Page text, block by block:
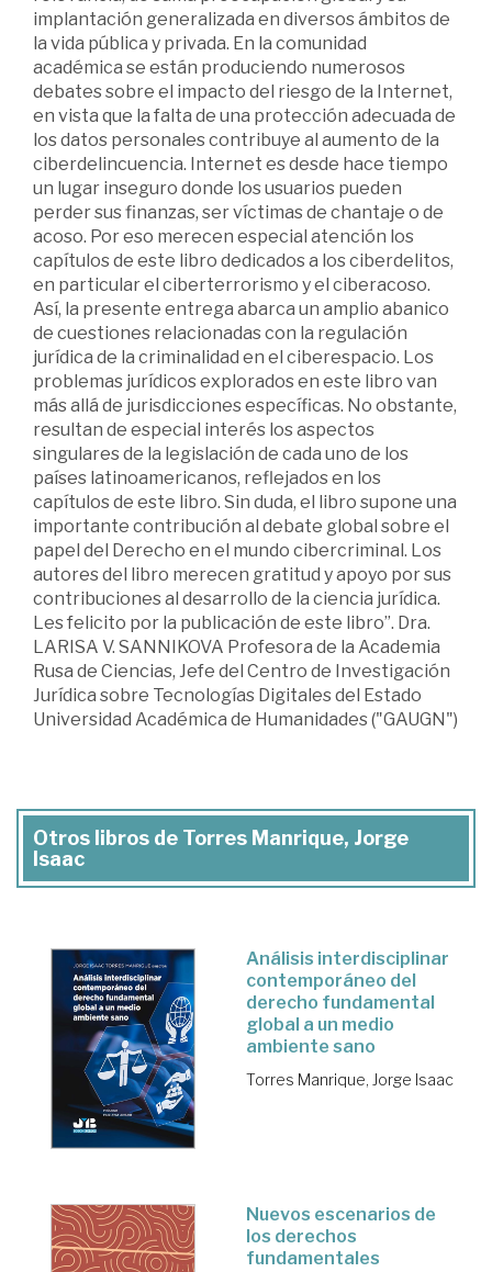
implantación generalizada en diversos ámbitos de
la vida pública y privada. En la comunidad
académica se están produciendo numerosos
debates sobre el impacto del riesgo de la Internet,
en vista que la falta de una protección adecuada de
los datos personales contribuye al aumento de la
ciberdelincuencia. Internet es desde hace tiempo
un lugar inseguro donde los usuarios pueden
perder sus finanzas, ser víctimas de chantaje o de
acoso. Por eso merecen especial atención los
capítulos de este libro dedicados a los ciberdelitos,
en particular el ciberterrorismo y el ciberacoso.
Así, la presente entrega abarca un amplio abanico
de cuestiones relacionadas con la regulación
jurídica de la criminalidad en el ciberespacio. Los
problemas jurídicos explorados en este libro van
más allá de jurisdicciones específicas. No obstante,
resultan de especial interés los aspectos
singulares de la legislación de cada uno de los
países latinoamericanos, reflejados en los
capítulos de este libro. Sin duda, el libro supone una
importante contribución al debate global sobre el
papel del Derecho en el mundo cibercriminal. Los
autores del libro merecen gratitud y apoyo por sus
contribuciones al desarrollo de la ciencia jurídica.
Les felicito por la publicación de este libro”. Dra.
LARISA V. SANNIKOVA Profesora de la Academia
Rusa de Ciencias, Jefe del Centro de Investigación
Jurídica sobre Tecnologías Digitales del Estado
Universidad Académica de Humanidades ("GAUGN")
Otros libros de Torres Manrique, Jorge
Isaac
Análisis interdisciplinar
contemporáneo del
derecho fundamental
global a un medio
ambiente sano
Torres Manrique, Jorge Isaac
Nuevos escenarios de
los derechos
fundamentales